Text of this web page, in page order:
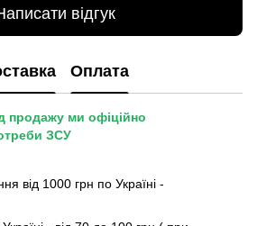
відгук
Оплата
продажу ми офіційно
ЗСУ
від 1000 грн по Україні -